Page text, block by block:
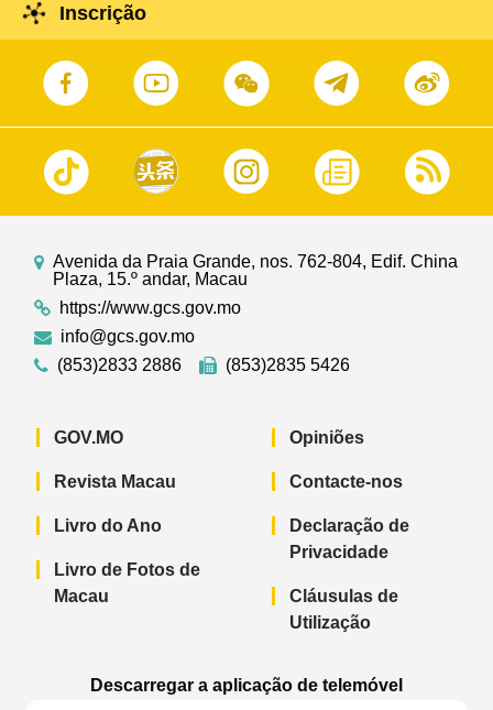
Inscrição
Avenida da Praia Grande, nos. 762-804, Edif. China
Plaza, 15.º andar, Macau
https://www.gcs.gov.mo
info@gcs.gov.mo
(853)2833 2886
(853)2835 5426
GOV.MO
Revista Macau
Livro do Ano
Livro de Fotos de
Macau
Opiniões
Contacte-nos
Declaração de
Privacidade
Cláusulas de
Utilização
Descarregar a aplicação de telemóvel